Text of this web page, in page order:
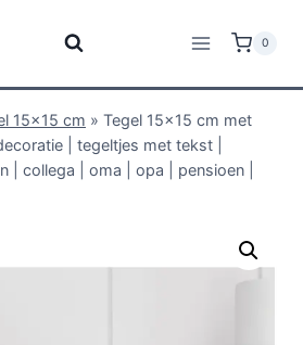
0
15x15 cm » Tegel 15×15 cm met
| tegeltjes met tekst |
| collega | oma | opa | pensioen |